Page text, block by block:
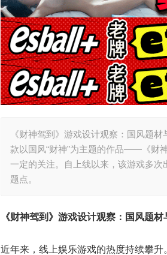
《财神驾到》游戏设计观察：国风题
款以国风“财神”为主题的作品——《财
一定的关注。自上线以来，该游戏多次
题点。
《财神驾到》游戏设计观察：国风题
近年来，线上娱乐游戏的热度持续攀